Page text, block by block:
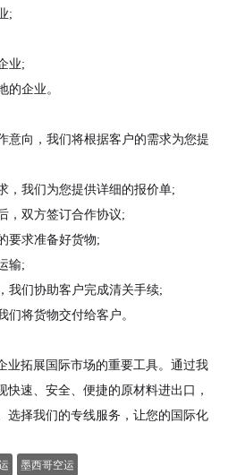
;
业;
的企业。
意向，我们将根据客户的需求为您提
，我们为您提供详细的报价单;
，双方签订合作协议;
要求准备好货物;
输;
我们协助客户完成清关手续;
们将货物交付给客户。
业拓展国际市场的重要工具。通过我
速、安全、便捷的原材料进出口，
选择我们的专线服务，让您的国际化
墨西哥空运